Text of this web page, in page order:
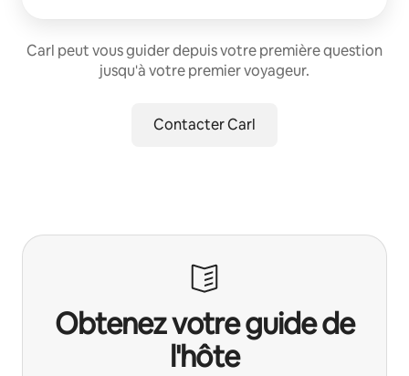
Carl peut vous guider depuis votre première question
jusqu'à votre premier voyageur.
Contacter Carl
Obtenez votre guide de
l'hôte